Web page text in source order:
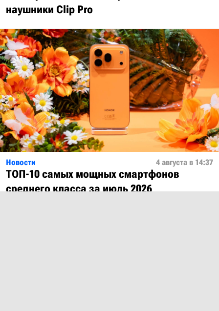
наушники Clip Pro
Новости 4 августа в 14:37
ТОП-10 самых мощных смартфонов
среднего класса за июль 2026